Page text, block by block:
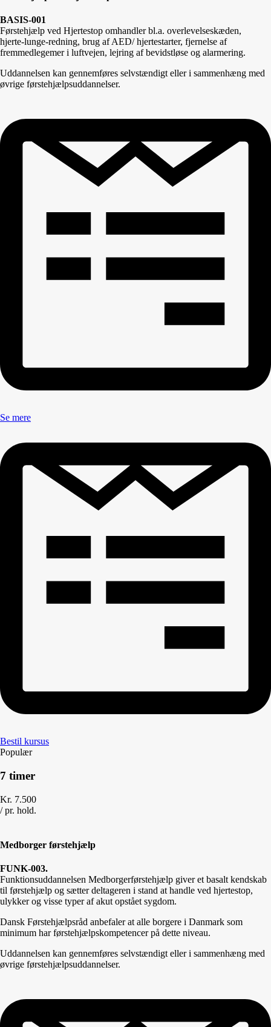
BASIS-001
Førstehjælp ved Hjertestop omhandler bl.a. overlevelseskæden,
hjerte-lunge-redning, brug af AED/ hjertestarter, fjernelse af
fremmedlegemer i luftvejen, lejring af bevidstløse og alarmering.
Uddannelsen kan gennemføres selvstændigt eller i sammenhæng med
øvrige førstehjælpsuddannelser.
Se mere
Bestil kursus
Populær
7 timer
Kr. 7.500
/pr. hold.
Medborger førstehjælp
FUNK-003.
Funktionsuddannelsen Medborgerførstehjælp giver et basalt kendskab
til førstehjælp og sætter deltageren i stand at handle ved hjertestop,
ulykker og visse typer af akut opstået sygdom.
Dansk Førstehjælpsråd anbefaler at alle borgere i Danmark som
minimum har førstehjælpskompetencer på dette niveau.
Uddannelsen kan gennemføres selvstændigt eller i sammenhæng med
øvrige førstehjælpsuddannelser.